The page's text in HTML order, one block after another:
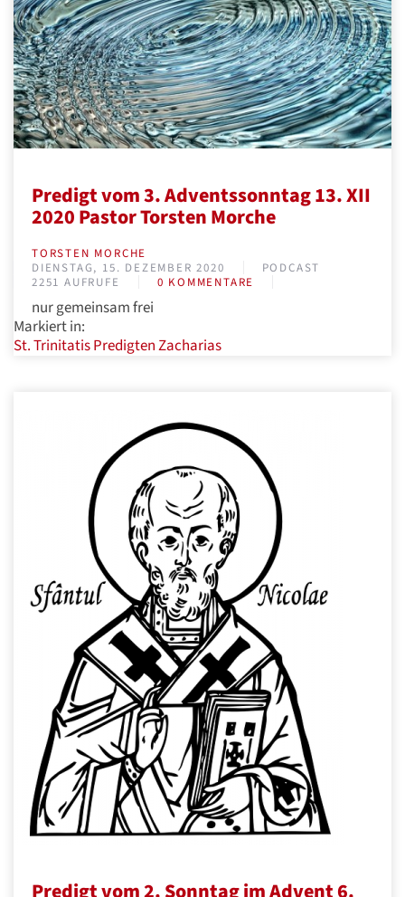
Predigt vom 3. Adventssonntag 13. XII
2020 Pastor Torsten Morche
TORSTEN MORCHE
DIENSTAG, 15. DEZEMBER 2020
PODCAST
2251 AUFRUFE
0 KOMMENTARE
nur gemeinsam frei
Markiert in:
St. TrinitatisPredigtenZacharias